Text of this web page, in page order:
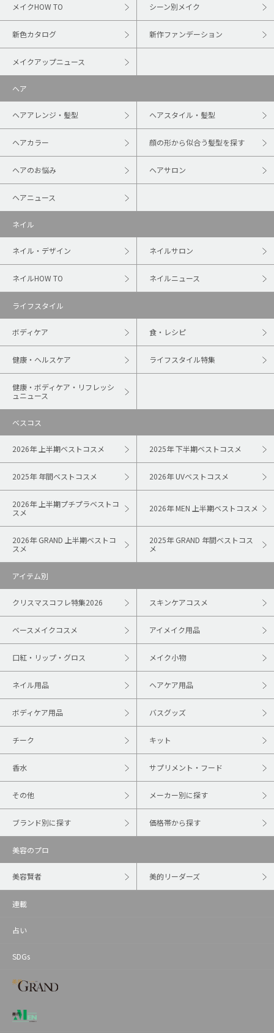
メイクHOW TO シーン別メイク
新色カタログ 新作ファンデーション
メイクアップニュース
ヘア
ヘアアレンジ・髪型 ヘアスタイル・髪型
ヘアカラー 顔の形から似合う髪型を探す
ヘアのお悩み ヘアサロン
ヘアニュース
ネイル
ネイル・デザイン ネイルサロン
ネイルHOW TO ネイルニュース
ライフスタイル
ボディケア 食・レシピ
健康・ヘルスケア ライフスタイル特集
健康・ボディケア・リフレッシ
ュニュース
ベスコス
2026年 上半期ベストコスメ 2025年 下半期ベストコスメ
2025年 年間ベストコスメ 2026年 UVベストコスメ
2026年 上半期プチプラベストコ
スメ
2026年 MEN 上半期ベストコスメ
2026年 GRAND 上半期ベストコ
スメ
2025年 GRAND 年間ベストコス
メ
アイテム別
クリスマスコフレ特集2026 スキンケアコスメ
ベースメイクコスメ アイメイク用品
口紅・リップ・グロス メイク小物
ネイル用品 ヘアケア用品
ボディケア用品 バスグッズ
チーク キット
香水 サプリメント・フード
その他 メーカー別に探す
ブランド別に探す 価格帯から探す
美容のプロ
美容賢者 美的リーダーズ
連載
占い
SDGs